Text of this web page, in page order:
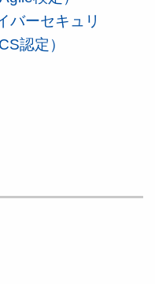
バーセキュリ
認定）